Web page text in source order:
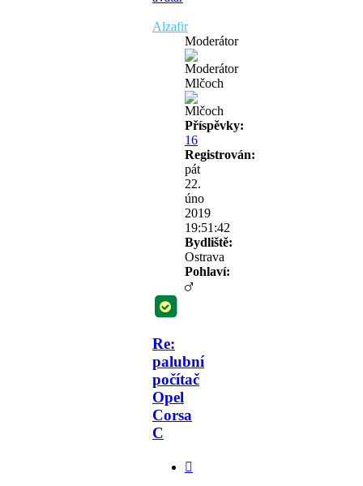
Alzafir
Moderátor
Mlčoch
Příspěvky:
16
Registrován:
pát
22.
úno
2019
19:51:42
Bydliště:
Ostrava
Pohlaví:
Re:
palubní
počítač
Opel
Corsa
C